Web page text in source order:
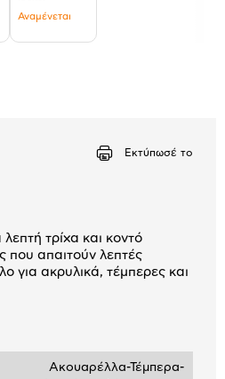
Αναμένεται
Εκτύπωσέ το
τρίχα και κοντό
που απαιτούν λεπτές
για ακρυλικά, τέμπερες και
Ακουαρέλλα-Τέμπερα-